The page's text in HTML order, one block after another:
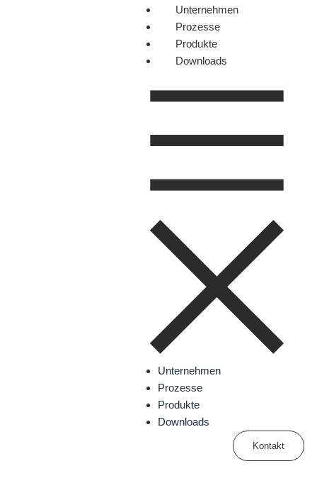
Unternehmen
Prozesse
Produkte
Downloads
Unternehmen
Prozesse
Produkte
Downloads
Kontakt